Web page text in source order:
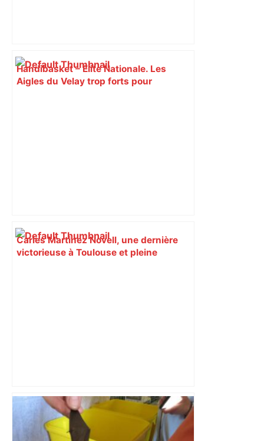
Handibasket – Elite Nationale. Les
Aigles du Velay trop forts pour
Carles Martinez Novell, une dernière
victorieuse à Toulouse et pleine
Bilan du marché du logement neuf :
une lueur d'espoir pour l'immobilier à
Toulouse ? – Actu.fr